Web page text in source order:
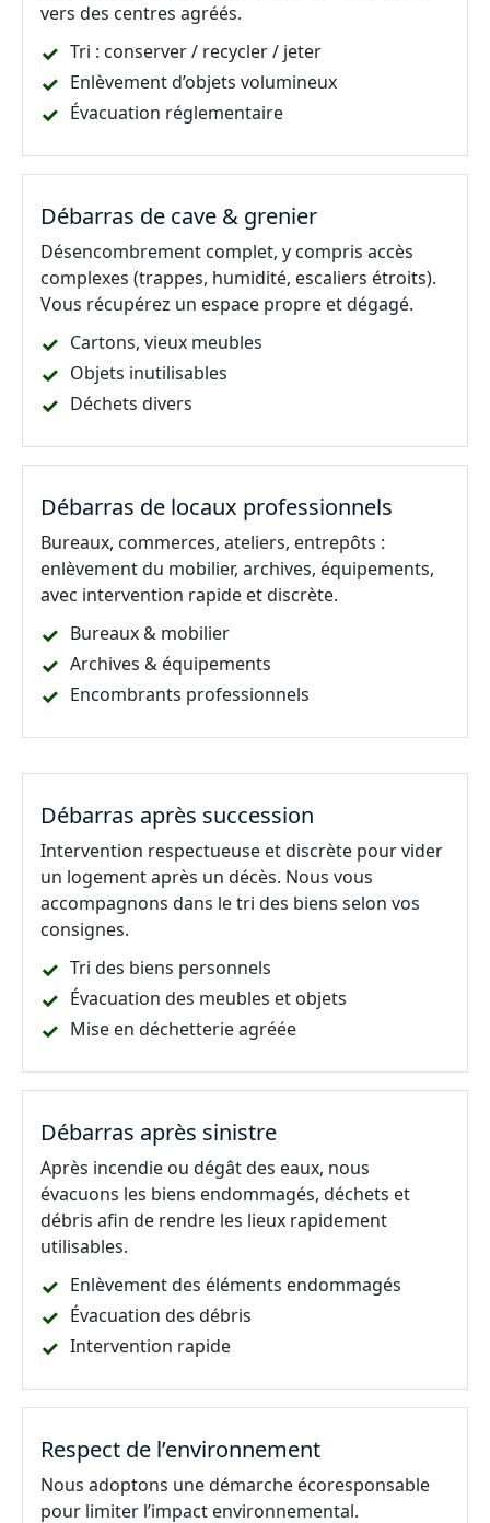
vers des centres agréés.
Tri : conserver / recycler / jeter
Enlèvement d’objets volumineux
Évacuation réglementaire
Débarras de cave & grenier
Désencombrement complet, y compris accès
complexes (trappes, humidité, escaliers étroits).
Vous récupérez un espace propre et dégagé.
Cartons, vieux meubles
Objets inutilisables
Déchets divers
Débarras de locaux professionnels
Bureaux, commerces, ateliers, entrepôts :
enlèvement du mobilier, archives, équipements,
avec intervention rapide et discrète.
Bureaux & mobilier
Archives & équipements
Encombrants professionnels
Débarras après succession
Intervention respectueuse et discrète pour vider
un logement après un décès. Nous vous
accompagnons dans le tri des biens selon vos
consignes.
Tri des biens personnels
Évacuation des meubles et objets
Mise en déchetterie agréée
Débarras après sinistre
Après incendie ou dégât des eaux, nous
évacuons les biens endommagés, déchets et
débris afin de rendre les lieux rapidement
utilisables.
Enlèvement des éléments endommagés
Évacuation des débris
Intervention rapide
Respect de l’environnement
Nous adoptons une démarche écoresponsable
pour limiter l’impact environnemental.